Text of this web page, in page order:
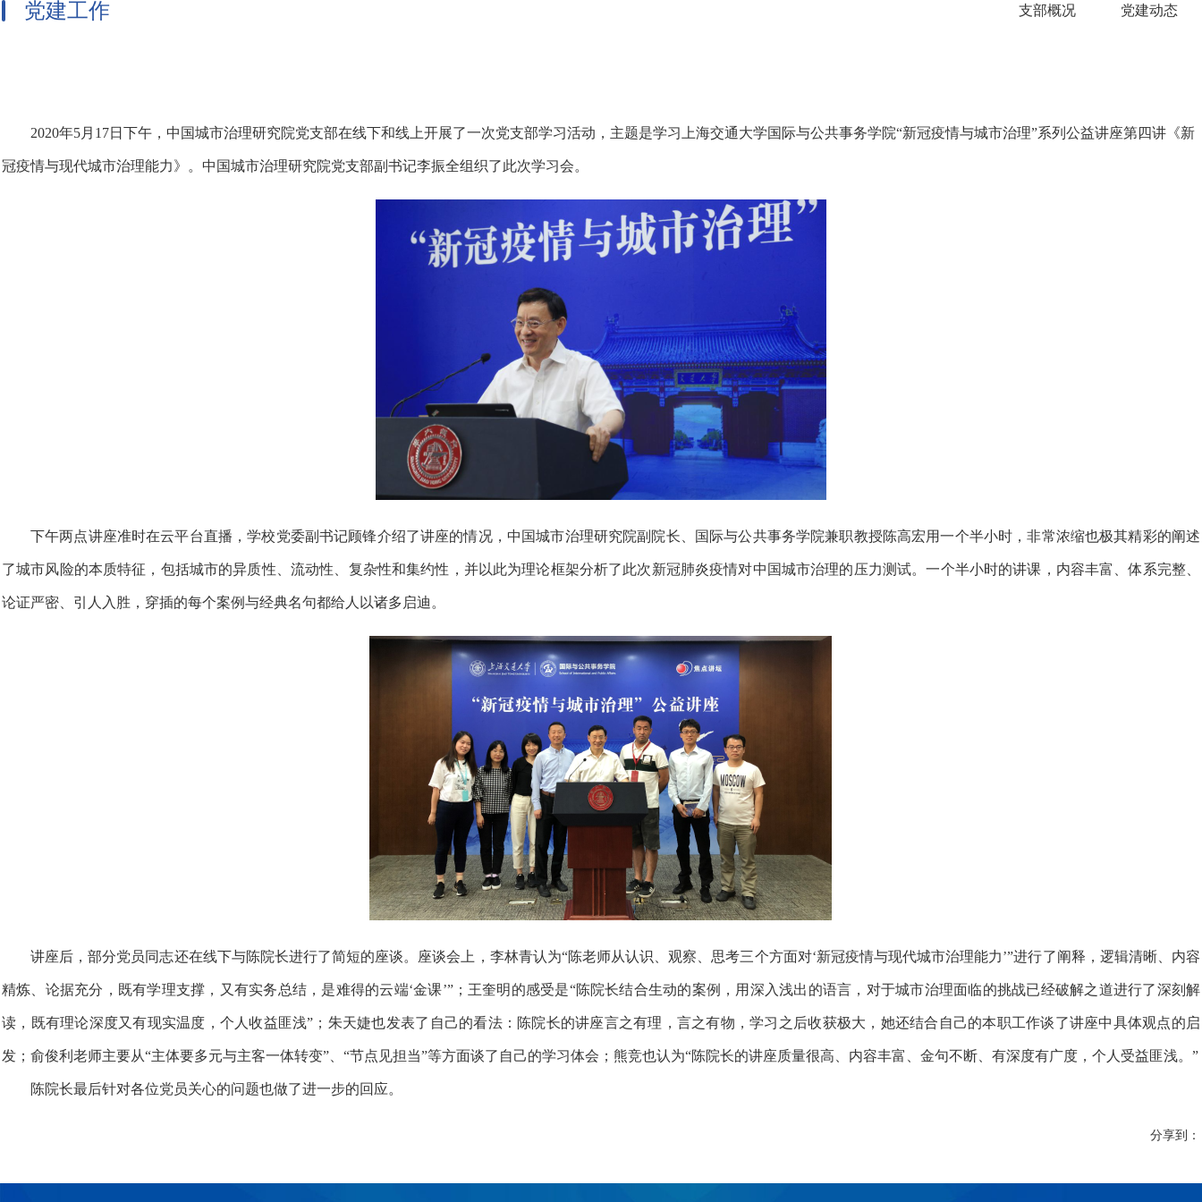
党建工作 支部概况 党建动态
2020年5月17日下午，中国城市治理研究院党支部在线下和线上开展了一次党支部学习活动，主题是学习上海交通大学国际与公共事务学院“新冠疫情与城市治理”系列公益讲座第四讲《新
冠疫情与现代城市治理能力》。中国城市治理研究院党支部副书记李振全组织了此次学习会。
下午两点讲座准时在云平台直播，学校党委副书记顾锋介绍了讲座的情况，中国城市治理研究院副院长、国际与公共事务学院兼职教授陈高宏用一个半小时，非常浓缩也极其精彩的阐述
了城市风险的本质特征，包括城市的异质性、流动性、复杂性和集约性，并以此为理论框架分析了此次新冠肺炎疫情对中国城市治理的压力测试。一个半小时的讲课，内容丰富、体系完整、
论证严密、引人入胜，穿插的每个案例与经典名句都给人以诸多启迪。
讲座后，部分党员同志还在线下与陈院长进行了简短的座谈。座谈会上，李林青认为“陈老师从认识、观察、思考三个方面对‘新冠疫情与现代城市治理能力’”进行了阐释，逻辑清晰、内容
精炼、论据充分，既有学理支撑，又有实务总结，是难得的云端‘金课’”；王奎明的感受是“陈院长结合生动的案例，用深入浅出的语言，对于城市治理面临的挑战已经破解之道进行了深刻解
读，既有理论深度又有现实温度，个人收益匪浅”；朱天婕也发表了自己的看法：陈院长的讲座言之有理，言之有物，学习之后收获极大，她还结合自己的本职工作谈了讲座中具体观点的启
发； 俞俊利老师主要从“主体要多元与主客一体转变”、“节点见担当”等方面谈了自己的学习体会； 熊竞也认为“陈院长的讲座质量很高、内容丰富、金句不断、有深度有广度，个人受益匪浅。”
陈院长最后针对各位党员关心的问题也做了进一步的回应。
分享到：